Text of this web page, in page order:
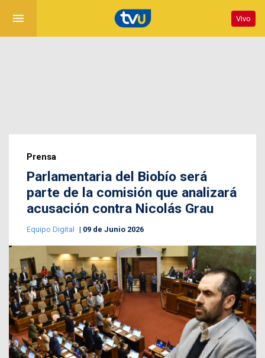
menu Vivo
Prensa
Parlamentaria del Biobío será
parte de la comisión que analizará
acusación contra Nicolás Grau
Equipo Digital 09 de Junio 2026